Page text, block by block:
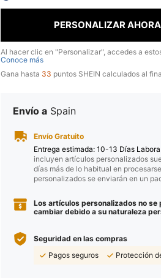
PERSONALIZAR AHORA
Al hacer clic en "Personalizar", accedes a
Conoce más
Gana hasta 33 puntos SHEIN calculados al
Envío a Spain
Envío Gratuito
Entrega estimada: 10-13 Días
incluyen artículos personalizados
días más de lo habitual en
personalizados se enviarán en un
Los artículos personalizados no se
cambiar debido a su naturaleza
Seguridad en las compras
Pagos seguros
Protección